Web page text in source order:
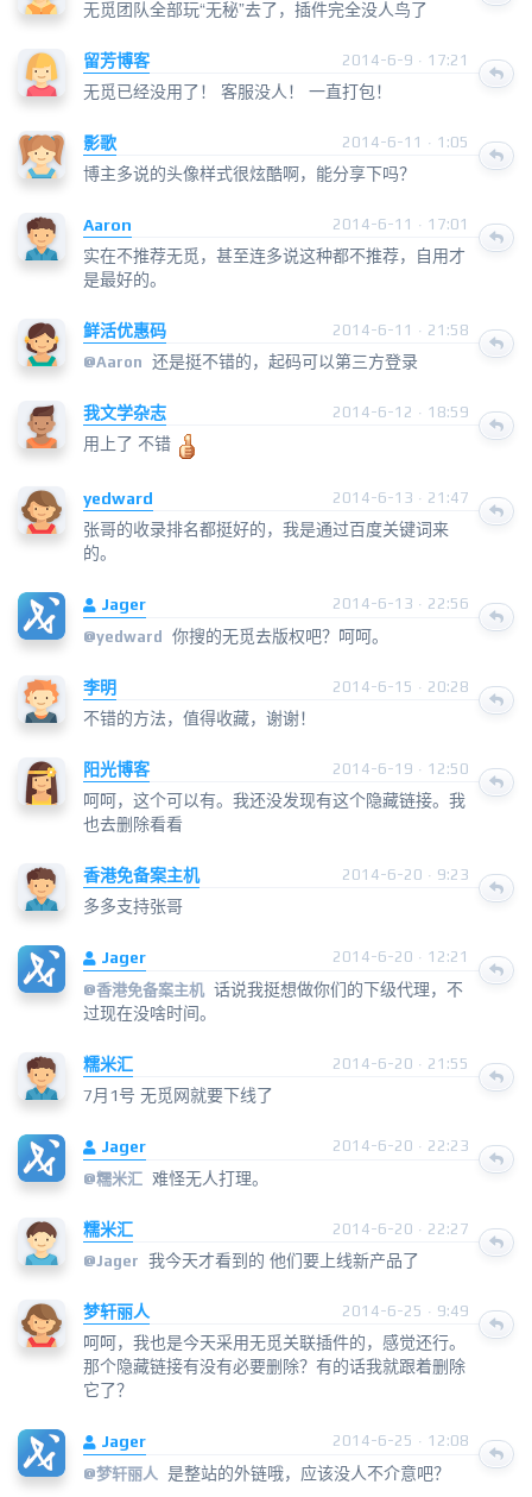
无觅团队全部玩“无秘”去了，插件完全没人鸟了
留芳博客 2014-6-9 · 17:21
无觅已经没用了！ 客服没人！ 一直打包！
影歌 2014-6-11 · 1:05
博主多说的头像样式很炫酷啊，能分享下吗？
Aaron 2014-6-11 · 17:01
实在不推荐无觅，甚至连多说这种都不推荐，自用才
是最好的。
鲜活优惠码
2014-6-11 · 21:58
@Aaron 还是挺不错的，起码可以第三方登录
我文学杂志 2014-6-12 · 18:59
用上了 不错
yedward 2014-6-13 · 21:47
张哥的收录排名都挺好的，我是通过百度关键词来
的。
Jager
2014-6-13 · 22:56
@yedward 你搜的无觅去版权吧？呵呵。
李明 2014-6-15 · 20:28
不错的方法，值得收藏，谢谢！
阳光博客 2014-6-19 · 12:50
呵呵，这个可以有。我还没发现有这个隐藏链接。我
也去删除看看
香港免备案主机 2014-6-20 · 9:23
多多支持张哥
Jager
2014-6-20 · 12:21
@香港免备案主机 话说我挺想做你们的下级代理，不
过现在没啥时间。
糯米汇 2014-6-20 · 21:55
7月1号 无觅网就要下线了
Jager
2014-6-20 · 22:23
@糯米汇 难怪无人打理。
糯米汇
2014-6-20 · 22:27
@Jager 我今天才看到的 他们要上线新产品了
梦轩丽人 2014-6-25 · 9:49
呵呵，我也是今天采用无觅关联插件的，感觉还行。
那个隐藏链接有没有必要删除？有的话我就跟着删除
它了？
Jager
2014-6-25 · 12:08
@梦轩丽人 是整站的外链哦，应该没人不介意吧？